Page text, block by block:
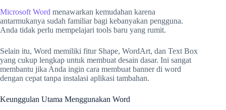
Microsoft Word menawarkan kemudahan karena
antarmukanya sudah familiar bagi kebanyakan pengguna.
Anda tidak perlu mempelajari tools baru yang rumit.
Selain itu, Word memiliki fitur Shape, WordArt, dan Text Box
yang cukup lengkap untuk membuat desain dasar. Ini sangat
membantu jika Anda ingin cara membuat banner di word
dengan cepat tanpa instalasi aplikasi tambahan.
Keunggulan Utama Menggunakan Word